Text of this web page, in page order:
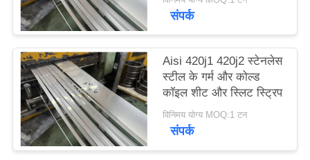
संपर्क
Aisi 420j1 420j2 स्टेनलेस
स्टील के गर्म और कोल्ड
कॉइल शीट और स्लिट स्ट्रिप
विनिमय योग्य MOQ:1 टन
संपर्क